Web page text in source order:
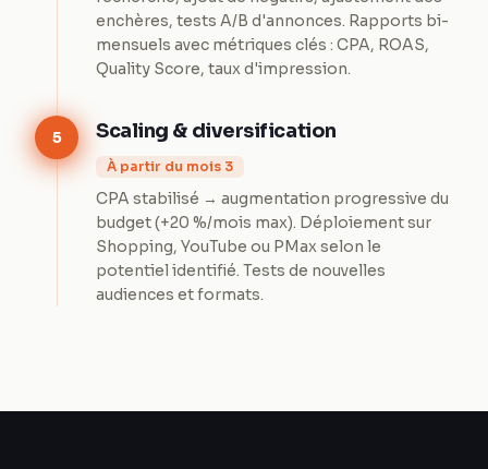
enchères, tests A/B d'annonces. Rapports bi-
mensuels avec métriques clés : CPA, ROAS,
Quality Score, taux d'impression.
5 Scaling & diversification
À partir du mois 3
CPA stabilisé → augmentation progressive du
budget (+20 %/mois max). Déploiement sur
Shopping, YouTube ou PMax selon le
potentiel identifié. Tests de nouvelles
audiences et formats.